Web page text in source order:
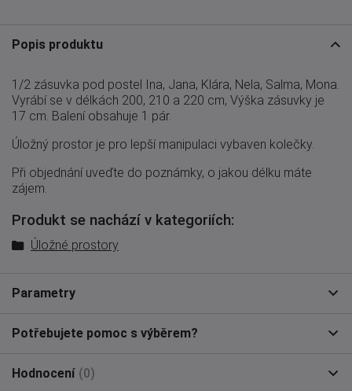
Popis produktu
1/2 zásuvka pod postel Ina, Jana, Klára, Nela, Salma, Mona.
Vyrábí se v délkách 200, 210 a 220 cm, Výška zásuvky je
17 cm. Balení obsahuje 1 pár.
Úložný prostor je pro lepší manipulaci vybaven kolečky.
Při objednání uveďte do poznámky, o jakou délku máte
zájem.
Produkt se nachází v kategoriích:
Úložné prostory
Parametry
Potřebujete pomoc s výběrem?
Hodnocení (0)